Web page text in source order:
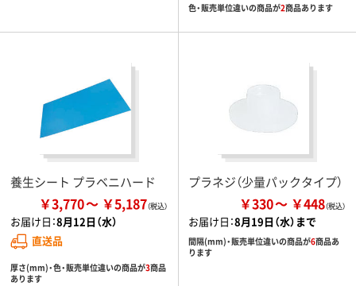
色・販売単位違いの商品が2商品あります
養生シート プラベニハード
￥3,770 ￥5,187
お届け日：8月12日（水）
直送品
厚さ(mm)・色・販売単位違いの商品が3商品
あります
プラネジ（少量パックタイプ）
￥330 ￥448
お届け日：8月19日（水）まで
間隔(mm)・販売単位違いの商品が6商品あ
ります